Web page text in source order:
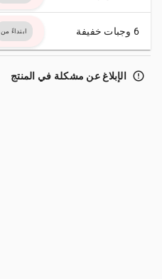
6 وجبات خفيفة ابتداءً من
error_outline الإبلاغ عن مشكلة في المنتج